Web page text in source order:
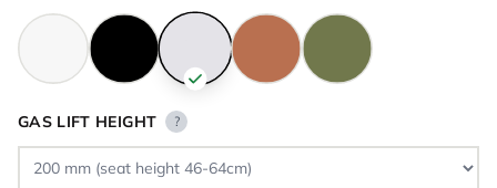
GAS LIFT HEIGHT ?